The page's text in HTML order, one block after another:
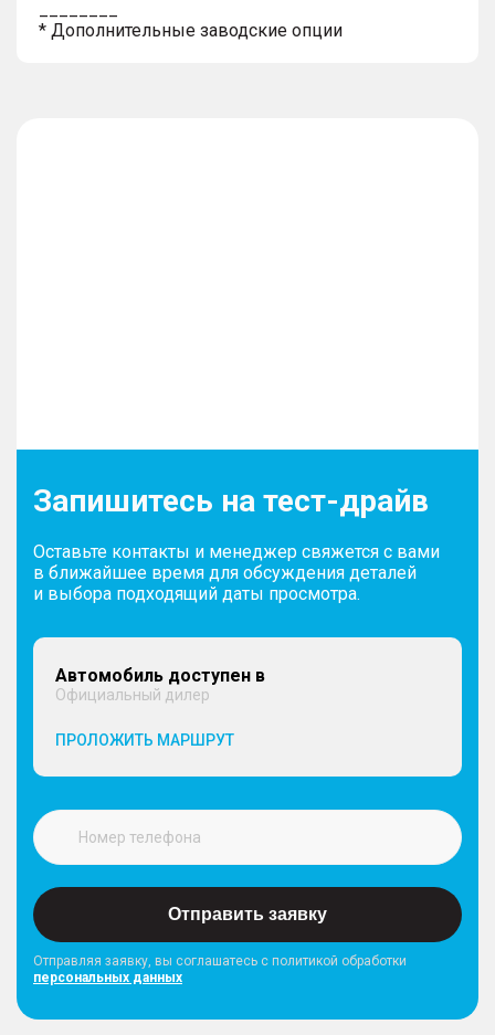
* Дополнительные заводские опции
Запишитесь на тест-драйв
Оставьте контакты и менеджер свяжется с вами
в ближайшее время для обсуждения деталей
и выбора подходящий даты просмотра.
Автомобиль доступен в
Официальный дилер
ПРОЛОЖИТЬ МАРШРУТ
Отправить заявку
Отправляя заявку, вы соглашатесь с политикой обработки
персональных данных